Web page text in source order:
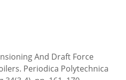
And Draft Force
Periodica Polytechnica